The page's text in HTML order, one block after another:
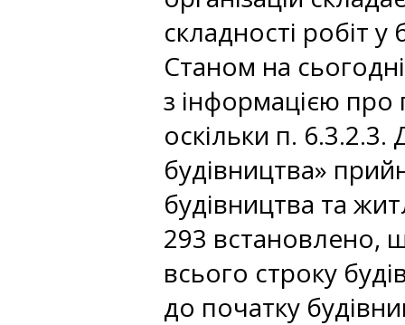
складності робіт
Станом на
з інформацією про
оскільки п.
будівництва»
будівництва та
293 встановлено,
всього строку
до початку